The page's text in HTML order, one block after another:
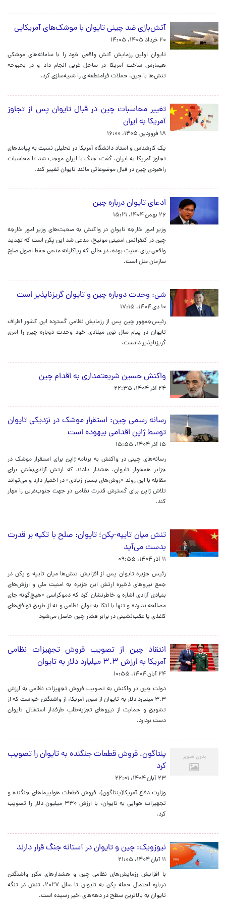
آتش‌بازی ضد چینی تایوان با موشک‌های آمریکایی
۲۰ خرداد ۱۴۰۵، ۱۴:۰۵
تایوان اولین رزمایش آتش واقعی خود را با سامانه‌های موشکی
هیمارس ساخت آمریکا در ساحل غربی انجام داد و در بحبوحه
تنش‌ها با چین، حملات فرامنطقه‌ای را شبیه‌سازی کرد.
تغییر محاسبات چین در قبال تایوان پس از تجاوز
آمریکا به ایران
۱۸ فروردین ۱۴۰۵، ۱۶:۰۰
یک کارشناس و استاد دانشگاه آمریکا در تحلیلی نسبت به پیامدهای
تجاوز آمریکا به ایران، گفت: جنگ با ایران موجب شد تا محاسبات
راهبردی چین در قبال موضوعاتی مانند تایوان تغییر کند.
ادعای تایوان درباره چین
۲۶ بهمن ۱۴۰۴، ۱۵:۲۱
وزیر امور خارجه تایوان در واکنش به صحبت‌های وزیر امور خارجه
چین در کنفرانس امنیتی مونیخ، مدعی شد این پکن است که تهدید
واقعی برای امنیت بوده، در حالی که ریاکارانه مدعی حفظ اصول صلح
سازمان ملل است.
شی: وحدت دوباره چین و تایوان گریزناپذیر است
۱۰ دی ۱۴۰۴، ۱۷:۱۵
رئیس‌جمهور چین پس از رزمایش نظامی گسترده این کشور اطراف
تایوان در پیام سال نوی میلادی خود وحدت دوباره چین را امری
گریزناپذیر دانست.
واکنش حسین شریعتمداری به اقدام چین
۲۴ آذر ۱۴۰۴، ۲۲:۳۵
رسانه رسمی چین: استقرار موشک در نزدیکی تایوان
توسط ژاپن اقدامی بیهوده است
۱۵ آذر ۱۴۰۴، ۱۵:۵۵
رسانه‌های چینی در واکنش به برنامه ژاپن برای استقرار موشک در
جزایر همجوار تایوان، هشدار دادند که ارتش آزادی‌بخش برای
مقابله با این روند «روش‌های بسیار زیادی» در اختیار دارد و می‌تواند
تلاش ژاپن برای گسترش قدرت نظامی در جهت جنوب‌غربی را مهار
کند.
تنش میان تایپه-پکن؛ تایوان: صلح با تکیه بر قدرت
بدست می‌آید
۱۱ آذر ۱۴۰۴، ۰۹:۵۵
رئیس‌ جزیره تایوان پس از افزایش تنش‌ها میان تایپه و پکن در
جمع نیروهای ذخیره ارتش این جزیره به امنیت ملی و ارزش‌های
بنیادی آزادی اشاره و خاطرنشان کرد که دموکراسی «هیچ‌گونه جای
مصالحه ندارد» و تنها با اتکا به توان نظامی و نه از طریق توافق‌های
کاغذی یا عقب‌نشینی در برابر فشار چین حاصل می‌شود
انتقاد چین از تصویب فروش تجهیزات نظامی
آمریکا به ارزش ۳.۳ میلیارد دلار به تایوان
۲۴ آبان ۱۴۰۴، ۱۰:۵۵
دولت چین در واکنش به تصویب فروش تجهیزات نظامی به ارزش
۳.۳ میلیارد دلار به تایوان از سوی آمریکا، از واشنگتن خواست که از
تشویق و حمایت از نیروهای تجزیه‌طلبِ طرفدار استقلال تایوان
دست بردارد.
پنتاگون، فروش قطعات جنگنده به تایوان را تصویب
کرد
۲۳ آبان ۱۴۰۴، ۲۲:۰۱
وزارت دفاع آمریکا(پنتاگون)، فروش قطعات هواپیماهای جنگنده و
تجهیزات هوایی به تایوان، با ارزش ۳۳۰ میلیون دلار را تصویب
کرد.
نیوزویک: چین و تایوان در آستانه جنگ قرار دارند
۱۱ آبان ۱۴۰۴، ۲۱:۰۵
با افزایش رزمایش‌های نظامی چین و هشدارهای مکرر واشنگتن
درباره احتمال حمله پکن به تایوان تا سال ۲۰۲۷، تنش در تنگه
تایوان به بالاترین سطح در دهه‌های اخیر رسیده است.